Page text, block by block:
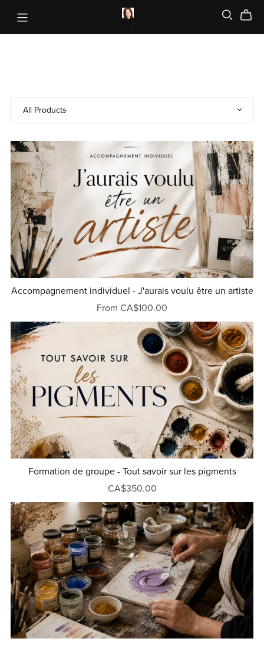
Accompagnement individuel - J'aurais voulu être un artiste
From CA$100.00
Formation de groupe - Tout savoir sur les pigments
CA$350.00